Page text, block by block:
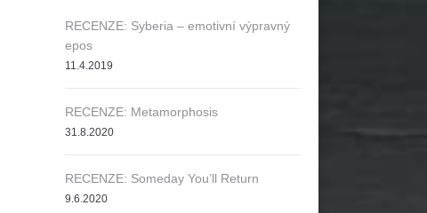
RECENZE: Syberia – emotivní výpravný
epos
11.4.2019
RECENZE: Metamorphosis
31.8.2020
RECENZE: Someday You’ll Return
9.6.2020